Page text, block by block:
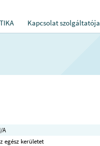
Kapcsolat szolgáltatója
A
egész kerületet